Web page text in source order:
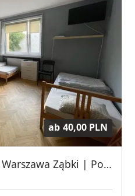
ab 40,00 PLN
Kwatery Pracownicze Warszawa Ząbki | Pokoje dla pracowników w Warszawie | Tanie Spanie Warszawa | Pokoje Pracownicze Warszawa | Kwatery dla Pracowników